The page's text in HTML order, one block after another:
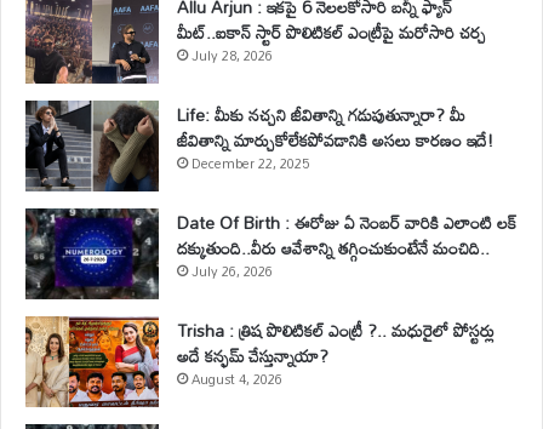
Allu Arjun : ఇకపై 6 నెలలకోసారి బన్నీ ఫ్యాన్
మీట్..ఐకాన్ స్టార్ పొలిటికల్ ఎంట్రీపై మరోసారి చర్చ
July 28, 2026
Life: మీకు నచ్చని జీవితాన్ని గడుపుతున్నారా? మీ
జీవితాన్ని మార్చుకోలేకపోవడానికి అసలు కారణం ఇదే!
December 22, 2025
Date Of Birth : ఈరోజు ఏ నెంబర్ వారికి ఎలాంటి లక్
దక్కుతుంది..వీరు ఆవేశాన్ని తగ్గించుకుంటేనే మంచిది..
July 26, 2026
Trisha : త్రిష పొలిటికల్ ఎంట్రీ ?.. మధురైలో పోస్టర్లు
అదే కన్ఫమ్ చేస్తున్నాయా?
August 4, 2026